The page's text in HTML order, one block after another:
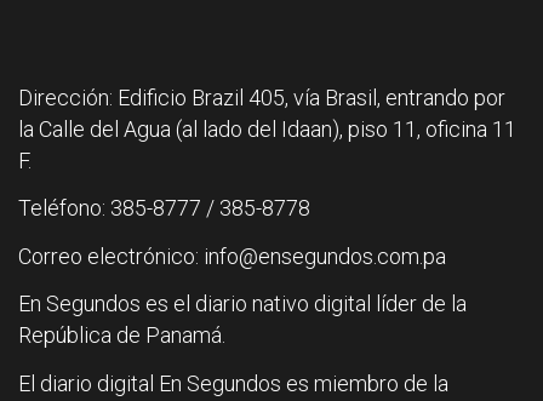
Dirección: Edificio Brazil 405, vía Brasil, entrando por
la Calle del Agua (al lado del Idaan), piso 11, oficina 11
F.
Teléfono: 385-8777 / 385-8778
Correo electrónico: info@ensegundos.com.pa
En Segundos es el diario nativo digital líder de la
República de Panamá.
El diario digital En Segundos es miembro de la